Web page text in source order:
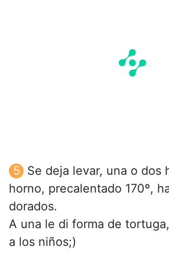
Se deja levar, una o dos
horno, precalentado 170º,
dorados.
A una le di forma de
a los niños;)